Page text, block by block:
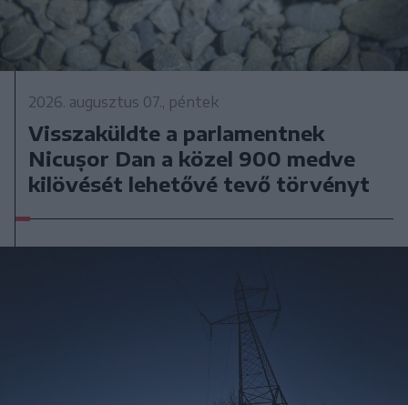
2026. augusztus 07., péntek
Visszaküldte a parlamentnek
Nicușor Dan a közel 900 medve
kilövését lehetővé tevő törvényt